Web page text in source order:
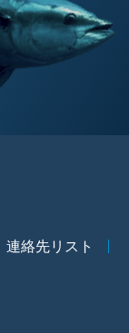
連絡先リスト